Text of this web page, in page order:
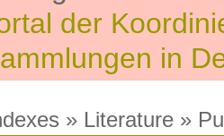
der
in
» Literature »